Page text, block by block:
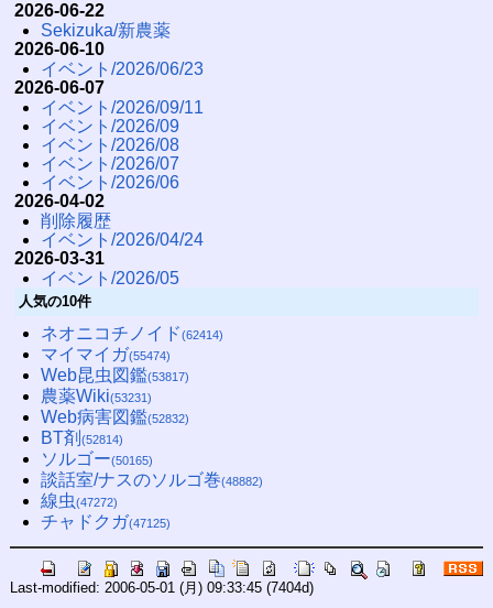
2026-06-22
Sekizuka/新農薬
2026-06-10
イベント/2026/06/23
2026-06-07
イベント/2026/09/11
イベント/2026/09
イベント/2026/08
イベント/2026/07
イベント/2026/06
2026-04-02
削除履歴
イベント/2026/04/24
2026-03-31
イベント/2026/05
人気の10件
ネオニコチノイド(62414)
マイマイガ(55474)
Web昆虫図鑑(53817)
農薬Wiki(53231)
Web病害図鑑(52832)
BT剤 (52814)
ソルゴー(50165)
談話室/ナスのソルゴ巻(48882)
線虫(47272)
チャドクガ(47125)
Last-modified: 2006-05-01 (月) 09:33:45(7404d)